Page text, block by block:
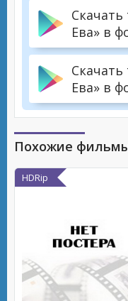
Ева» в
Ева» в
Похожие
HDRip